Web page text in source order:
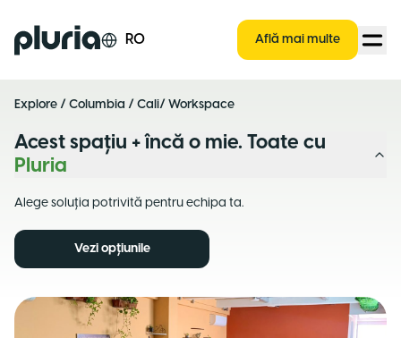
Logo Pluria RO Află mai multe
Explore / Columbia / Cali/ Workspace
Acest spațiu + încă o mie. Toate cu
Pluria
Alege soluția potrivită pentru echipa ta.
Vezi opțiunile